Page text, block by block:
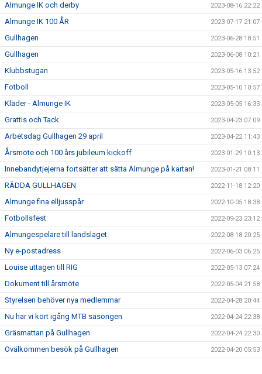
Almunge IK och derby 2023-08-16 22:22
Almunge IK 100 ÅR 2023-07-17 21:07
Gullhagen 2023-06-28 18:51
Gullhagen 2023-06-08 10:21
Klubbstugan 2023-05-16 13:52
Fotboll 2023-05-10 10:57
Kläder - Almunge IK 2023-05-05 16:33
Grattis och Tack 2023-04-23 07:09
Arbetsdag Gullhagen 29 april 2023-04-22 11:43
Årsmöte och 100 års jubileum kickoff 2023-01-29 10:13
Innebandytjejerna fortsätter att sätta Almunge på kartan! 2023-01-21 08:11
RÄDDA GULLHAGEN 2022-11-18 12:20
Almunge fina elljusspår 2022-10-05 18:38
Fotbollsfest 2022-09-23 23:12
Almungespelare till landslaget 2022-08-18 20:25
Ny e-postadress 2022-06-03 06:25
Louise uttagen till RIG 2022-05-13 07:24
Dokument till årsmöte 2022-05-04 21:58
Styrelsen behöver nya medlemmar 2022-04-28 20:44
Nu har vi kört igång MTB säsongen 2022-04-24 22:38
Gräsmattan på Gullhagen 2022-04-24 22:30
Ovälkommen besök på Gullhagen 2022-04-20 05:53